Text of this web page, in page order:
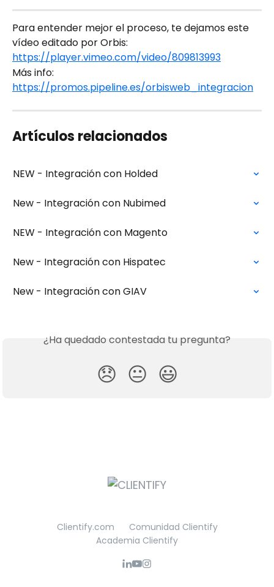
Para entender mejor el proceso, te dejamos este
vídeo editado por Orbis:
https://player.vimeo.com/video/809813993
Más info:
https://promos.pipeline.es/orbisweb_integracion
Artículos relacionados
NEW - Integración con Holded
New - Integración con Nubimed
NEW - Integración con Magento
New - Integración con Hispatec
New - Integración con GIAV
¿Ha quedado contestada tu pregunta?
😞 😐 😃
Clientify.com
Comunidad Clientify
Academia Clientify